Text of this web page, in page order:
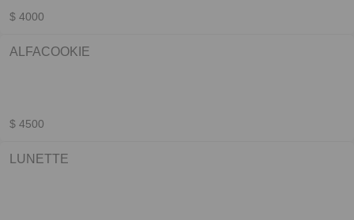
$ 4000
ALFACOOKIE
$ 4500
LUNETTE